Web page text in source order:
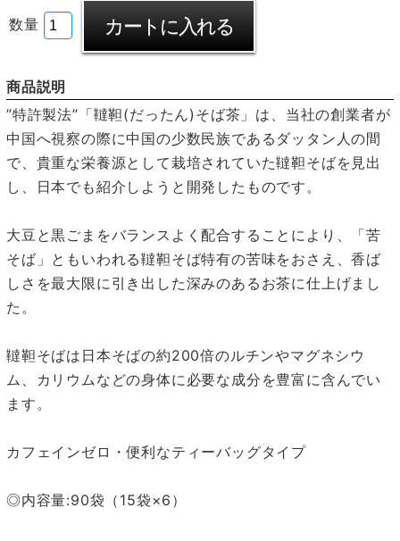
数量
商品説明
”特許製法”「韃靼(だったん)そば茶」は、当社の創業者が
中国へ視察の際に中国の少数民族であるダッタン人の間
で、貴重な栄養源として栽培されていた韃靼そばを見出
し、日本でも紹介しようと開発したものです。
大豆と黒ごまをバランスよく配合することにより、「苦
そば」ともいわれる韃靼そば特有の苦味をおさえ、香ば
しさを最大限に引き出した深みのあるお茶に仕上げまし
た。
韃靼そばは日本そばの約200倍のルチンやマグネシウ
ム、カリウムなどの身体に必要な成分を豊富に含んでい
ます。
カフェインゼロ・便利なティーバッグタイプ
◎内容量:90袋（15袋×6）